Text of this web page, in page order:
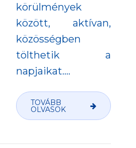
körülmények
között, aktívan,
közösségben
tölthetik a
napjaikat.…
TOVÁBB
OLVASOK